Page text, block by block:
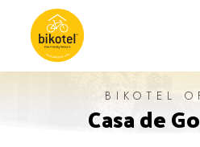
BIKOTEL
Casa de